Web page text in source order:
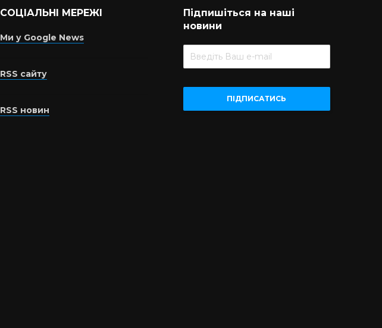
СОЦІАЛЬНІ МЕРЕЖІ
Ми у Google News
RSS сайту
RSS новин
Підпишіться на наші
новини